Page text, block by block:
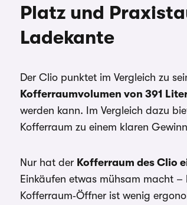
Platz und
Ladekante
Der Clio punktet im Vergleich zu
Kofferraumvolumen von 391
werden kann. Im Vergleich dazu
Kofferraum zu einem klaren
Nur hat der Kofferraum des Clio
Einkäufen etwas mühsam macht
Kofferraum‑Öffner ist wenig